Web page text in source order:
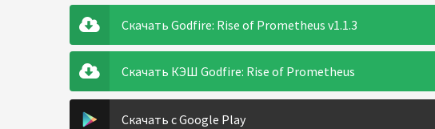
Скачать Godfire: Rise of Prometheus v1.1.3
Скачать КЭШ Godfire: Rise of Prometheus
Скачать с Google Play